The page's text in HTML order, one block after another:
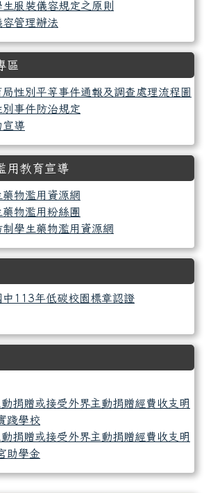
服裝儀容規定之原則
管理辦法
區
性別平等事件通報及調查處理流程圖
事件防治規定
宣導
用教育宣導
物濫用資源網
物濫用粉絲團
學生藥物濫用資源網
中113年低碳校園標章認證
捐贈或接受外界主動捐贈經費收支明
踐學校
捐贈或接受外界主動捐贈經費收支明
助學金